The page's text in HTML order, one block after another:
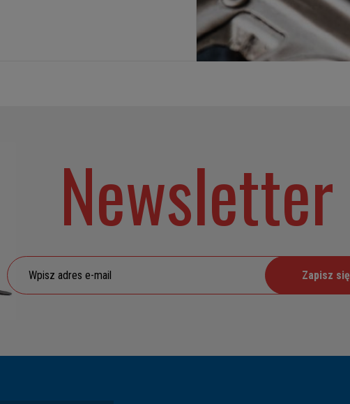
Newsletter
Zapisz się